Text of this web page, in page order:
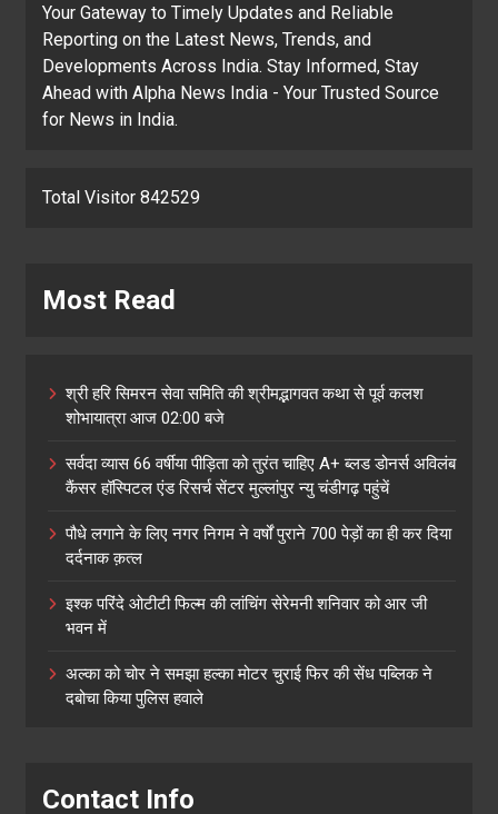
Your Gateway to Timely Updates and Reliable
Reporting on the Latest News, Trends, and
Developments Across India. Stay Informed, Stay
Ahead with Alpha News India - Your Trusted Source
for News in India.
Total Visitor 842529
Most Read
श्री हरि सिमरन सेवा समिति की श्रीमद्भागवत कथा से पूर्व कलश
शोभायात्रा आज 02:00 बजे
सर्वदा व्यास 66 वर्षीया पीड़िता को तुरंत चाहिए A+ ब्लड डोनर्स अविलंब
कैंसर हॉस्पिटल एंड रिसर्च सेंटर मुल्लांपुर न्यु चंडीगढ़ पहुंचें
पौधे लगाने के लिए नगर निगम ने वर्षों पुराने 700 पेड़ों का ही कर दिया
दर्दनाक क़त्ल
इश्क परिंदे ओटीटी फिल्म की लांचिंग सेरेमनी शनिवार को आर जी
भवन में
अल्का को चोर ने समझा हल्का मोटर चुराई फिर की सेंध पब्लिक ने
दबोचा किया पुलिस हवाले
Contact Info